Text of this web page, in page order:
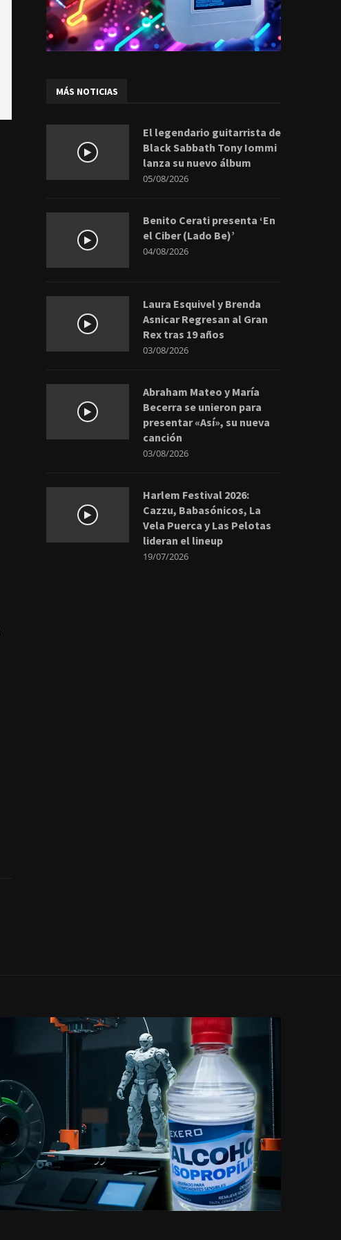
MÁS NOTICIAS
El legendario guitarrista de
Black Sabbath Tony Iommi
lanza su nuevo álbum
05/08/2026
Benito Cerati presenta ‘En
el Ciber (Lado Be)’
04/08/2026
Laura Esquivel y Brenda
Asnicar Regresan al Gran
Rex tras 19 años
03/08/2026
Abraham Mateo y María
Becerra se unieron para
presentar «Así», su nueva
canción
03/08/2026
Harlem Festival 2026:
Cazzu, Babasónicos, La
Vela Puerca y Las Pelotas
lideran el lineup
19/07/2026